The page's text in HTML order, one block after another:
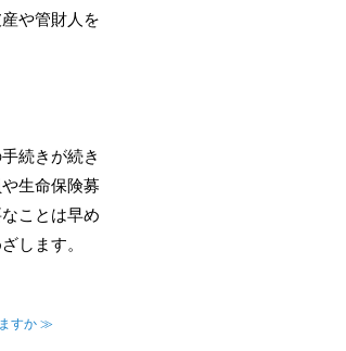
や管財人を
続きが続き
生命保険募
ことは早め
します。
すか ≫